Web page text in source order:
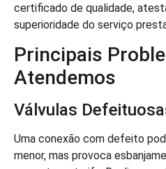
certificado de qualidade,
superioridade do serviço
Principais
Atendemos
Válvulas
Uma conexão com defeito
menor, mas provoca